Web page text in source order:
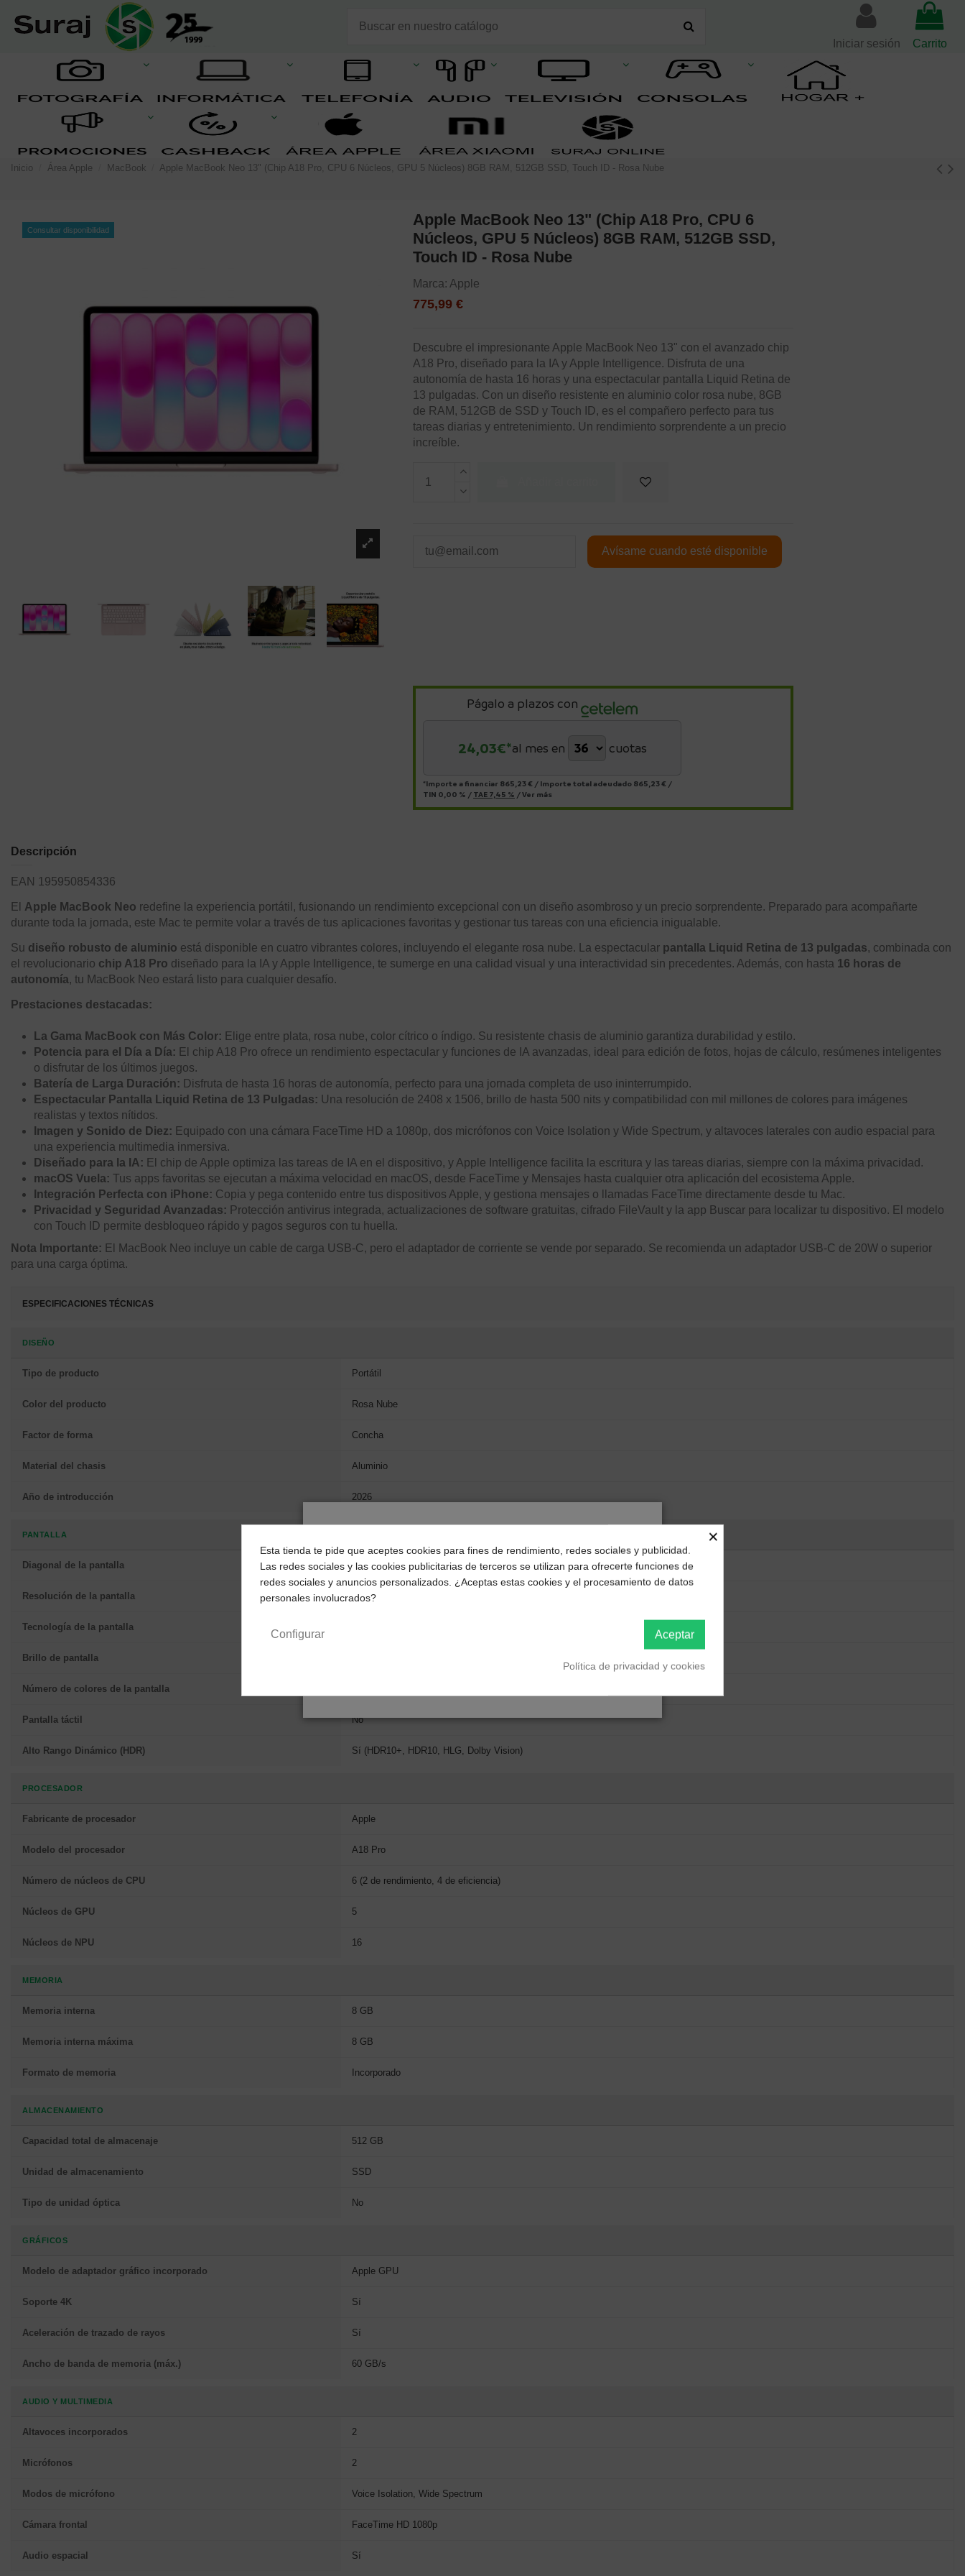
Iniciar sesión Carrito
Inicio Área Apple MacBook Apple MacBook Neo 13" (Chip A18 Pro, CPU 6 Núcleos, GPU 5 Núcleos) 8GB RAM, 512GB SSD, Touch ID - Rosa Nube
Consultar disponibilidad
Apple MacBook Neo 13" (Chip A18 Pro, CPU 6
Núcleos, GPU 5 Núcleos) 8GB RAM, 512GB SSD,
Touch ID - Rosa Nube
Marca: Apple
775,99 €
Descubre el impresionante Apple MacBook Neo 13" con el avanzado chip
A18 Pro, diseñado para la IA y Apple Intelligence. Disfruta de una
autonomía de hasta 16 horas y una espectacular pantalla Liquid Retina de
13 pulgadas. Con un diseño resistente en aluminio color rosa nube, 8GB
de RAM, 512GB de SSD y Touch ID, es el compañero perfecto para tus
tareas diarias y entretenimiento. Un rendimiento sorprendente a un precio
increíble.
Págalo a plazos con
24,03€*al mes en cuotas
*Importe a financiar 865,23 € / Importe total adeudado 865,23 € /
TIN 0,00 % / TAE 7,45 % /Ver más
Descripción
EAN 195950854336
El Apple MacBook Neo redefine la experiencia portátil, fusionando un rendimiento excepcional con un diseño asombroso y un precio sorprendente. Preparado para acompañarte
durante toda la jornada, este Mac te permite volar a través de tus aplicaciones favoritas y gestionar tus tareas con una eficiencia inigualable.
Su diseño robusto de aluminio está disponible en cuatro vibrantes colores, incluyendo el elegante rosa nube. La espectacular pantalla Liquid Retina de 13 pulgadas, combinada con
el revolucionario chip A18 Pro diseñado para la IA y Apple Intelligence, te sumerge en una calidad visual y una interactividad sin precedentes. Además, con hasta 16 horas de
autonomía, tu MacBook Neo estará listo para cualquier desafío.
Prestaciones destacadas:
La Gama MacBook con Más Color: Elige entre plata, rosa nube, color cítrico o índigo. Su resistente chasis de aluminio garantiza durabilidad y estilo.
Potencia para el Día a Día: El chip A18 Pro ofrece un rendimiento espectacular y funciones de IA avanzadas, ideal para edición de fotos, hojas de cálculo, resúmenes inteligentes
o disfrutar de los últimos juegos.
Batería de Larga Duración: Disfruta de hasta 16 horas de autonomía, perfecto para una jornada completa de uso ininterrumpido.
Espectacular Pantalla Liquid Retina de 13 Pulgadas: Una resolución de 2408 x 1506, brillo de hasta 500 nits y compatibilidad con mil millones de colores para imágenes
realistas y textos nítidos.
Imagen y Sonido de Diez: Equipado con una cámara FaceTime HD a 1080p, dos micrófonos con Voice Isolation y Wide Spectrum, y altavoces laterales con audio espacial para
una experiencia multimedia inmersiva.
Diseñado para la IA: El chip de Apple optimiza las tareas de IA en el dispositivo, y Apple Intelligence facilita la escritura y las tareas diarias, siempre con la máxima privacidad.
macOS Vuela: Tus apps favoritas se ejecutan a máxima velocidad en macOS, desde FaceTime y Mensajes hasta cualquier otra aplicación del ecosistema Apple.
Integración Perfecta con iPhone: Copia y pega contenido entre tus dispositivos Apple, y gestiona mensajes o llamadas FaceTime directamente desde tu Mac.
Privacidad y Seguridad Avanzadas: Protección antivirus integrada, actualizaciones de software gratuitas, cifrado FileVault y la app Buscar para localizar tu dispositivo. El modelo
con Touch ID permite desbloqueo rápido y pagos seguros con tu huella.
Nota Importante: El MacBook Neo incluye un cable de carga USB-C, pero el adaptador de corriente se vende por separado. Se recomienda un adaptador USB-C de 20W o superior
para una carga óptima.
ESPECIFICACIONES TÉCNICAS
DISEÑO
Tipo de producto Portátil
Color del producto Rosa Nube
Factor de forma Concha
Material del chasis Aluminio
Año de introducción 2026
PANTALLA
Diagonal de la pantalla 33 cm (13")
Resolución de la pantalla 2408 x 1506 Pixeles
Tecnología de la pantalla
Brillo de pantalla
Número de colores de la pantalla
Pantalla táctil No
Alto Rango Dinámico (HDR) Sí (HDR10+, HDR10, HLG, Dolby Vision)
PROCESADOR
Fabricante de procesador Apple
Modelo del procesador A18 Pro
Número de núcleos de CPU 6 (2 de rendimiento, 4 de eficiencia)
Núcleos de GPU 5
Núcleos de NPU 16
MEMORIA
Memoria interna 8 GB
Memoria interna máxima 8 GB
Formato de memoria Incorporado
ALMACENAMIENTO
Capacidad total de almacenaje 512 GB
Unidad de almacenamiento SSD
Tipo de unidad óptica No
GRÁFICOS
Modelo de adaptador gráfico incorporado Apple GPU
Soporte 4K Sí
Aceleración de trazado de rayos Sí
Ancho de banda de memoria (máx.) 60 GB/s
AUDIO Y MULTIMEDIA
Altavoces incorporados 2
Micrófonos 2
Modos de micrófono Voice Isolation, Wide Spectrum
Cámara frontal FaceTime HD 1080p
Audio espacial Sí
¿Dónde deseas recibir tu pedido?
Selecciona tu ubicación para mostrarte los precios e
impuestos correctos para tu región.
×
Esta tienda te pide que aceptes cookies para fines de rendimiento, redes sociales y publicidad.
Las redes sociales y las cookies publicitarias de terceros se utilizan para ofrecerte funciones de
redes sociales y anuncios personalizados. ¿Aceptas estas cookies y el procesamiento de datos
personales involucrados?
Aceptar
Configurar
Política de privacidad y cookies